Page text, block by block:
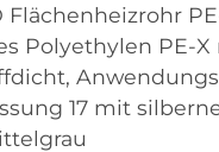
Flächenheizrohr
Polyethylen PE-
17 mit